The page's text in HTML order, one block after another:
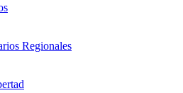
Regionales